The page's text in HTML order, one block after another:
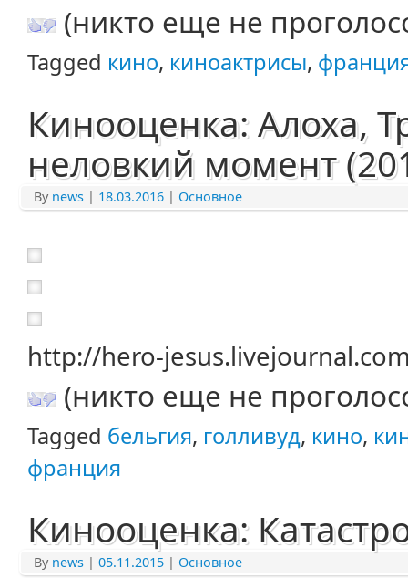
(никто еще не
Tagged кино, киноактрисы,
Кинооценка: Алоха,
неловкий момент
By news | 18.03.2016 | Основное
http://hero-
(никто еще не
Tagged бельгия, голливуд, кино,
франция
Кинооценка:
By news | 05.11.2015 | Основное